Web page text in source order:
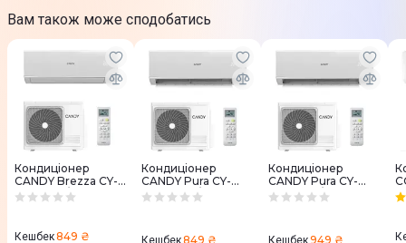
Вам також може сподобатись
Кондиціонер
CANDY Brezza CY-
12BRIN-U/CY-
Кешбек849 ₴
Кондиціонер
CANDY Pura CY-
09RAIN-A/CY-
Кешбек849 ₴
Кондиціонер
CANDY Pura CY-
12RAIN-A/CY-
Кешбек949 ₴